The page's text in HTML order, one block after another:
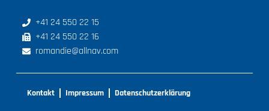
+41 24 550 22 15
+41 24 550 22 16
romandie@allnav.com
Kontakt Impressum Datenschutzerklärung